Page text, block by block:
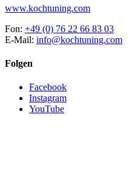
www.kochtuning.com
Fon: +49 (0) 76 22 66 83 03
E-Mail: info@kochtuning.com
Folgen
Facebook
Instagram
YouTube